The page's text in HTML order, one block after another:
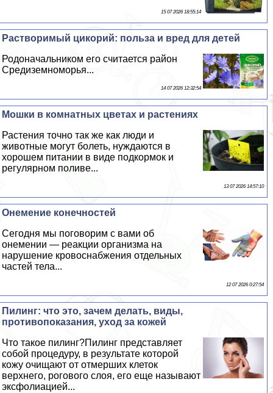
15 07 2026 18:55:14
Растворимый цикорий: польза и вред для детей
Родоначальником его считается район
Средиземноморья...
14 07 2026 12:32:54
Мошки в комнатных цветах и растениях
Растения точно так же как люди и
животные могут болеть, нуждаются в
хорошем питании в виде подкормок и
регулярном поливе...
13 07 2026 14:57:10
Онемение конечностей
Сегодня мы поговорим с вами об
онемении — реакции организма на
нарушение кровоснабжения отдельных
частей тела...
12 07 2026 0:27:54
Пилинг: что это, зачем делать, виды,
противопоказания, уход за кожей
Что такое пилинг?Пилинг представляет
собой процедуру, в результате которой
кожу очищают от отмерших клеток
верхнего, рогового слоя, его еще называют
эксфолиацией...